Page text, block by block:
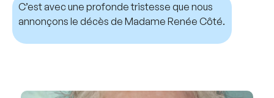
C’est avec une profonde tristesse que nous
annonçons le décès de Madame Renée Côté.